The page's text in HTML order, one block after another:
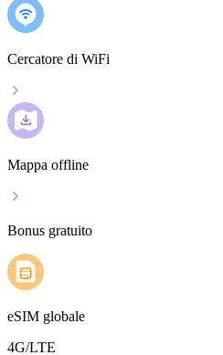
Cercatore di WiFi
Mappa offline
Bonus gratuito
eSIM globale
4G/LTE